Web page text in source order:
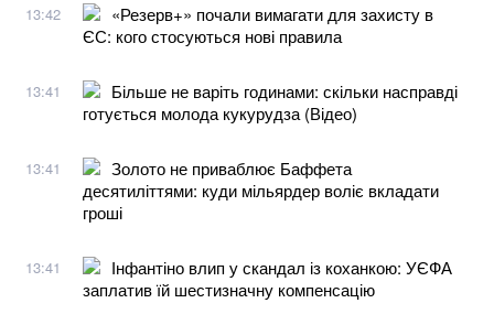
13:42
«Резерв+» почали вимагати для захисту в
ЄС: кого стосуються нові правила
13:41
Більше не варіть годинами: скільки насправді
готується молода кукурудза (Відео)
13:41
Золото не приваблює Баффета
десятиліттями: куди мільярдер воліє вкладати
гроші
13:41
Інфантіно влип у скандал із коханкою: УЄФА
заплатив їй шестизначну компенсацію